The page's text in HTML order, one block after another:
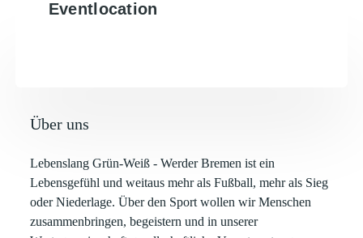
Eventlocation
Über uns
Lebenslang Grün-Weiß - Werder Bremen ist ein
Lebensgefühl und weitaus mehr als Fußball, mehr als Sieg
oder Niederlage. Über den Sport wollen wir Menschen
zusammenbringen, begeistern und in unserer